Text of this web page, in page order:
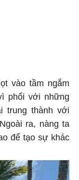
vào tầm ngắm
phối với những
trung thành với
ra, nàng ta
để tạo sự khác